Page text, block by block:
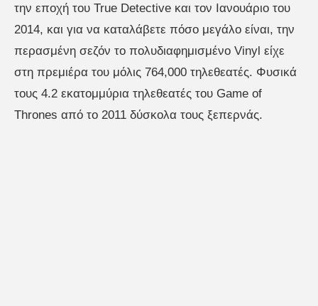
την εποχή του True Detective και τον Ιανουάριο του
2014, και για να καταλάβετε πόσο μεγάλο είναι, την
περασμένη σεζόν το πολυδιαφημισμένο Vinyl είχε
στη πρεμιέρα του μόλις 764,000 τηλεθεατές. Φυσικά
τους 4.2 εκατομμύρια τηλεθεατές του Game of
Thrones από το 2011 δύσκολα τους ξεπερνάς.